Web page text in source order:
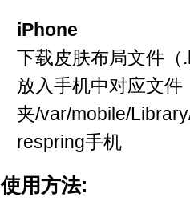
iPhone
下载皮肤布局文件
放入手机中对应文件
夹/var/mobile/
respring手机
使用方法: